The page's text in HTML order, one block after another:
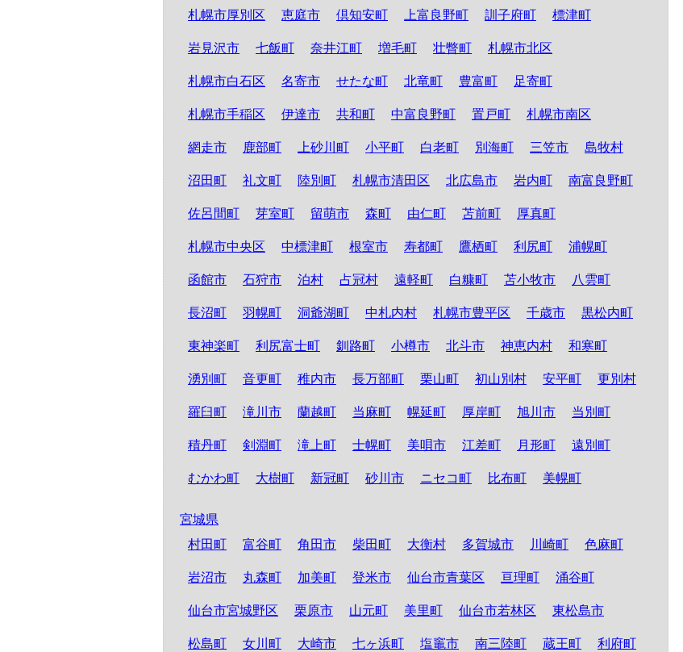
札幌市厚別区 恵庭市 倶知安町 上富良野町 訓子府町 標津町
岩見沢市 七飯町 奈井江町 増毛町 壮瞥町 札幌市北区
札幌市白石区 名寄市 せたな町 北竜町 豊富町 足寄町
札幌市手稲区 伊達市 共和町 中富良野町 置戸町 札幌市南区
網走市 鹿部町 上砂川町 小平町 白老町 別海町 三笠市 島牧村
沼田町 礼文町 陸別町 札幌市清田区 北広島市 岩内町 南富良野町
佐呂間町 芽室町 留萌市 森町 由仁町 苫前町 厚真町
札幌市中央区 中標津町 根室市 寿都町 鷹栖町 利尻町 浦幌町
函館市 石狩市 泊村 占冠村 遠軽町 白糠町 苫小牧市 八雲町
長沼町 羽幌町 洞爺湖町 中札内村 札幌市豊平区 千歳市 黒松内町
東神楽町 利尻富士町 釧路町 小樽市 北斗市 神恵内村 和寒町
湧別町 音更町 稚内市 長万部町 栗山町 初山別村 安平町 更別村
羅臼町 滝川市 蘭越町 当麻町 幌延町 厚岸町 旭川市 当別町
積丹町 剣淵町 滝上町 士幌町 美唄市 江差町 月形町 遠別町
むかわ町 大樹町 新冠町 砂川市 ニセコ町 比布町 美幌町
宮城県
村田町
富谷町 角田市 柴田町 大衡村 多賀城市 川崎町 色麻町
岩沼市 丸森町 加美町 登米市 仙台市青葉区 亘理町 涌谷町
仙台市宮城野区 栗原市 山元町 美里町 仙台市若林区 東松島市
松島町 女川町 大崎市 七ヶ浜町 塩竈市 南三陸町 蔵王町 利府町